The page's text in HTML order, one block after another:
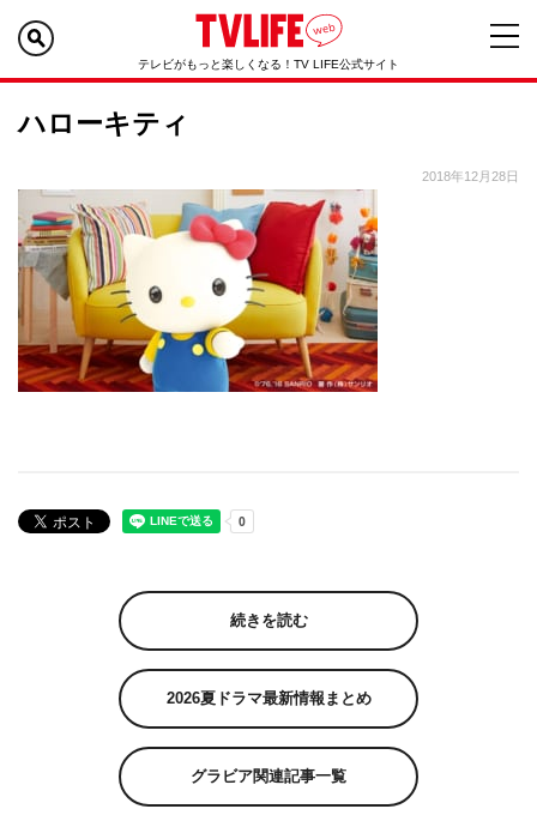
テレビがもっと楽しくなる！TV LIFE公式サイト
ハローキティ
2018年12月28日
続きを読む
2026夏ドラマ最新情報まとめ
グラビア関連記事一覧